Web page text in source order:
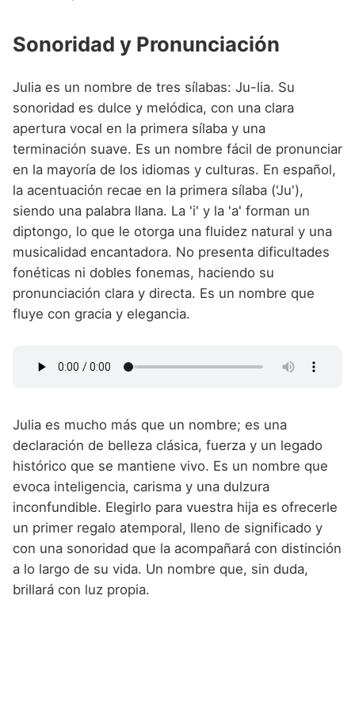
Sonoridad y Pronunciación
Julia es un nombre de tres sílabas: Ju-lia. Su
sonoridad es dulce y melódica, con una clara
apertura vocal en la primera sílaba y una
terminación suave. Es un nombre fácil de pronunciar
en la mayoría de los idiomas y culturas. En español,
la acentuación recae en la primera sílaba ('Ju'),
siendo una palabra llana. La 'i' y la 'a' forman un
diptongo, lo que le otorga una fluidez natural y una
musicalidad encantadora. No presenta dificultades
fonéticas ni dobles fonemas, haciendo su
pronunciación clara y directa. Es un nombre que
fluye con gracia y elegancia.
Julia es mucho más que un nombre; es una
declaración de belleza clásica, fuerza y un legado
histórico que se mantiene vivo. Es un nombre que
evoca inteligencia, carisma y una dulzura
inconfundible. Elegirlo para vuestra hija es ofrecerle
un primer regalo atemporal, lleno de significado y
con una sonoridad que la acompañará con distinción
a lo largo de su vida. Un nombre que, sin duda,
brillará con luz propia.